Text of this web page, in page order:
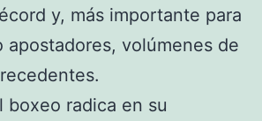
y, más importante para
apostadores, volúmenes de
boxeo radica en su